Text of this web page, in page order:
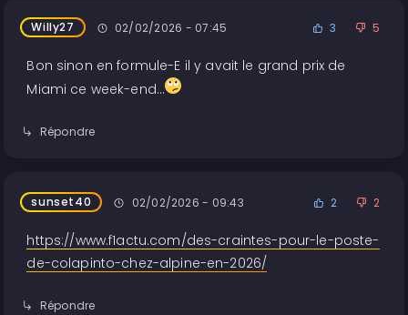
Willy27 02/02/2026 - 07:45 3 5
Bon sinon en formule-E il y avait le grand prix de
Miami ce week-end...
Répondre
sunset40 02/02/2026 - 09:43 2 2
https://www.f1actu.com/des-craintes-pour-le-poste-
de-colapinto-chez-alpine-en-2026/
Répondre